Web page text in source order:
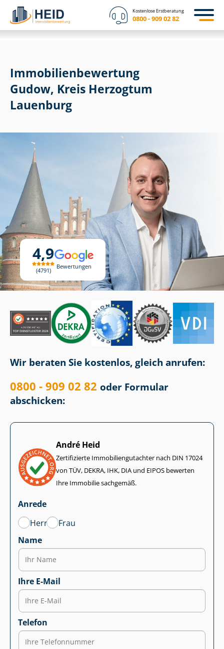
Kostenlose Erstberatung
0800 - 909 02 82
4,9
4791
Bewertungen
Immobilien­bewertung
Gudow, Kreis Herzogtum
Lauenburg
Wir beraten Sie kostenlos, gleich anrufen:
0800 - 909 02 82 oder Formular
abschicken:
André Heid
Zertifizierte Im­mo­bi­li­en­gut­ach­ter nach DIN 17024
von TÜV, DEKRA, IHK, DIA und EIPOS bewerten
Ihre Immobilie sachgemäß.
Anrede
Herr
Frau
Name
Ihre E-Mail
Telefon